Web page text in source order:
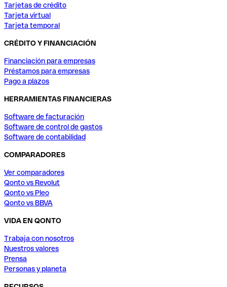
Tarjetas de crédito
Tarjeta virtual
Tarjeta temporal
CRÉDITO Y FINANCIACIÓN
Financiación para empresas
Préstamos para empresas
Pago a plazos
HERRAMIENTAS FINANCIERAS
Software de facturación
Software de control de gastos
Software de contabilidad
COMPARADORES
Ver comparadores
Qonto vs Revolut
Qonto vs Pleo
Qonto vs BBVA
VIDA EN QONTO
Trabaja con nosotros
Nuestros valores
Prensa
Personas y planeta